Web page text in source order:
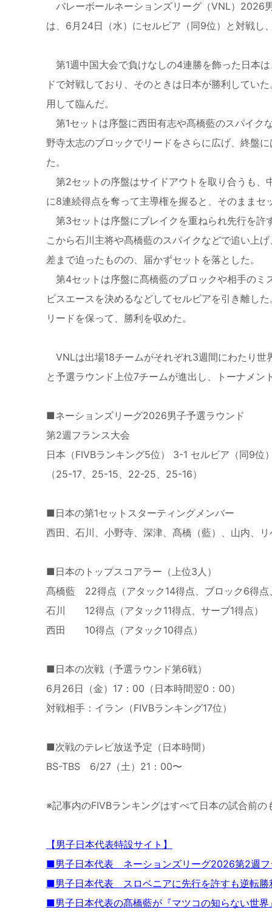
バレーボールネーションズリーグ（VNL）2026
は、6月24日（水）にセルビア（同9位）と対戦し
第1週中国大会で負けなしの4連勝を飾った日本
ドで対戦しており、そのときは日本が勝利してい
用して臨んだ。
第1セットは序盤に西田有志や髙橋藍のスパイク
野寺太志のブロックでリードをさらに広げ、終盤
た。
第2セットの序盤はサイドアウトを取り合うも、
に8連続得点を奪って主導権を握ると、そのままセ
第3セットは序盤にブレイクを重ねられ先行を許
こから石川主将や髙橋藍のスパイクなどで追い上
差まで迫ったものの、届かずセットを落とした。
第4セットは序盤に髙橋藍のブロックや相手のミ
ビスエースを決めるなどしてセルビアを引き離し
リードを保って、勝利を収めた。
VNLは出場18チームがそれぞれ3週間にわたり世
と予選ラウンド上位7チームが進出し、トーナメン
■ネーションズリーグ2026男子予選ラウンド
第2週フランス大会
日本（FIVBランキング5位） 3-1 セルビア（同9位
（25-17、25-15、22-25、25-16）
■日本の第1セットスターティングメンバー
西田、石川、小野寺、深津、髙橋（藍）、山内、
■日本のトップスコアラー（上位3人）
髙橋藍 22得点（アタック14得点、ブロック6得点
石川 12得点（アタック11得点、サーブ1得点）
西田 10得点（アタック10得点）
■日本の次戦（予選ラウンド第6戦）
6月26日（金）17：00（日本時間翌0：00）
対戦相手：イラン（FIVBランキング17位）
■次戦のテレビ放送予定（日本時間）
BS-TBS 6/27（土）21：00〜
※記事内のFIVBランキングはすべて日本の試合前の
【男子日本代表特設サイト】
■男子日本代表 ネーションズリーグ2026第2週フ
■男子日本代表 スロベニアに先行を許すも逆転勝
■男子日本代表の髙橋藍が『マツコの知らない世